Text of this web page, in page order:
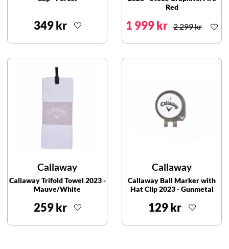
349 kr
Red
1 999 kr 2 299 kr
Callaway
Callaway Trifold Towel 2023 -
Mauve/White
259 kr
Callaway
Callaway Ball Marker with
Hat Clip 2023 - Gunmetal
129 kr